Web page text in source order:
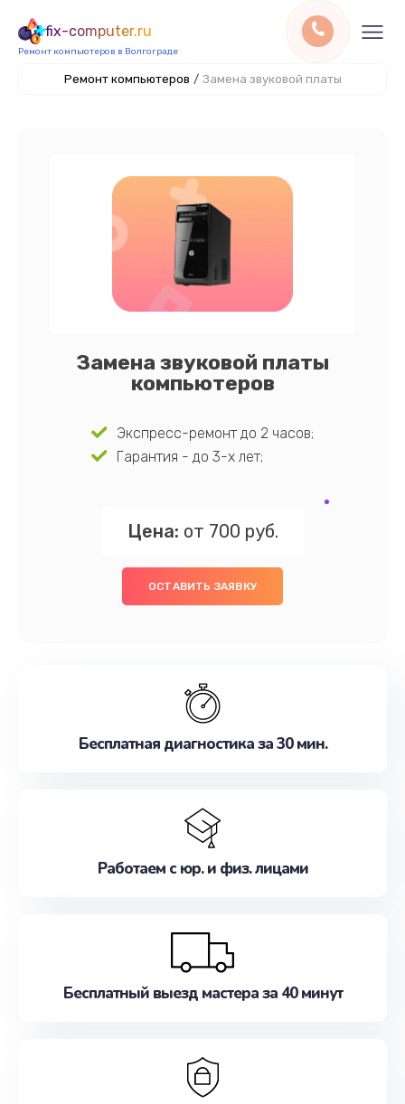
fix-computer.ru
Ремонт компьютеров в Волгограде
Ремонт компьютеров / Замена звуковой платы
Замена звуковой платы
компьютеров
Экспресс-ремонт до 2 часов;
Гарантия - до 3-х лет;
Цена: от 700 руб.
ОСТАВИТЬ ЗАЯВКУ
Бесплатная диагностика за 30 мин.
Работаем с юр. и физ. лицами
Бесплатный выезд мастера за 40 минут